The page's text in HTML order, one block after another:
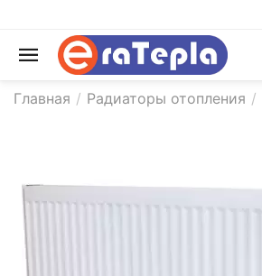
Главная / Радиаторы отопления /